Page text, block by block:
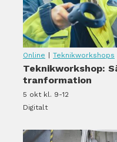
Online Teknikworkshops
Teknikworkshop:
tranformation
5 okt kl. 9-12
Digitalt